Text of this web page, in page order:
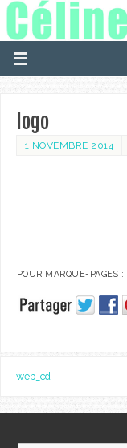
logo
1 NOVEMBRE 2014
POUR MARQUE-PAGES :
web_cd